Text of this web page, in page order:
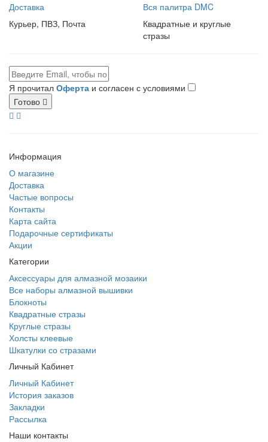
Доставка
Курьер, ПВЗ, Почта
Вся палитра DMC
Квадратные и круглые
стразы
Я прочитал Оферта и согласен с условиями
Готово
Информация
О магазине
Доставка
Частые вопросы
Контакты
Карта сайта
Подарочные сертификаты
Акции
Категории
Аксессуары для алмазной мозаики
Все наборы алмазной вышивки
Блокноты
Квадратные стразы
Круглые стразы
Холсты клеевые
Шкатулки со стразами
Личный Кабинет
Личный Кабинет
История заказов
Закладки
Рассылка
Наши контакты